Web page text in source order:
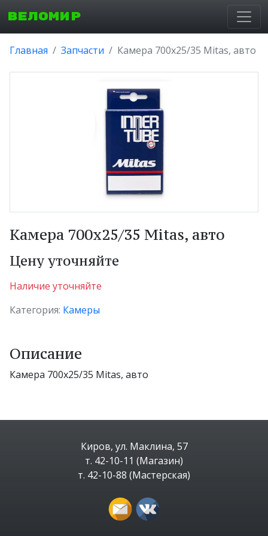
ВЕЛОМИР
Главная Запчасти Камера 700x25/35 Mitas, авто
Камера 700x25/35 Mitas, авто
Цену уточняйте
Наличие уточняйте
Категория: Камеры
Описание
Камера 700x25/35 Mitas, авто
Киров, ул. Маклина, 57
т. 42-10-11 (Магазин)
т. 42-10-88 (Мастерская)